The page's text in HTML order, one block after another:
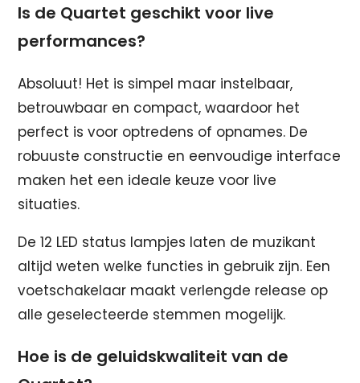
Is de Quartet geschikt voor live
performances?
Absoluut! Het is simpel maar instelbaar,
betrouwbaar en compact, waardoor het
perfect is voor optredens of opnames. De
robuuste constructie en eenvoudige interface
maken het een ideale keuze voor live
situaties.
De 12 LED status lampjes laten de muzikant
altijd weten welke functies in gebruik zijn. Een
voetschakelaar maakt verlengde release op
alle geselecteerde stemmen mogelijk.
Hoe is de geluidskwaliteit van de